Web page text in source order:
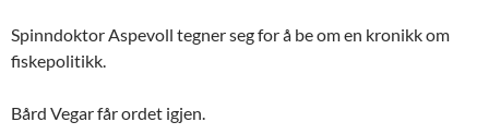
Spinndoktor Aspevoll tegner seg for å be om en kronikk om
fiskepolitikk.
Bård Vegar får ordet igjen.